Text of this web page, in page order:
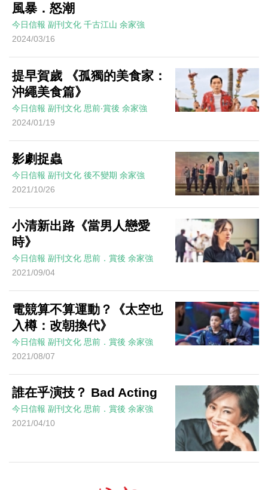
風暴．怒潮
今日信報 副刊文化 千古江山 余家強
2024/03/16
提早賀歲 《孤獨的美食家：
沖繩美食篇》
今日信報 副刊文化 思前‧賞後 余家強
2024/01/19
影劇捉蟲
今日信報 副刊文化 後不變期 余家強
2021/10/26
小清新出路《當男人戀愛
時》
今日信報 副刊文化 思前．賞後 余家強
2021/09/04
電競算不算運動？《太空也
入樽：改朝換代》
今日信報 副刊文化 思前．賞後 余家強
2021/08/07
誰在乎演技？ Bad Acting
今日信報 副刊文化 思前．賞後 余家強
2021/04/10